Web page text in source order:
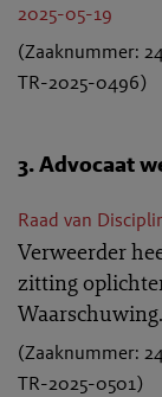
2025-05-19
(Zaaknummer:
TR-2025-0496)
3. Advocaat
Raad van
Verweerder
zitting
Waarschuwing.
(Zaaknummer:
TR-2025-0501)